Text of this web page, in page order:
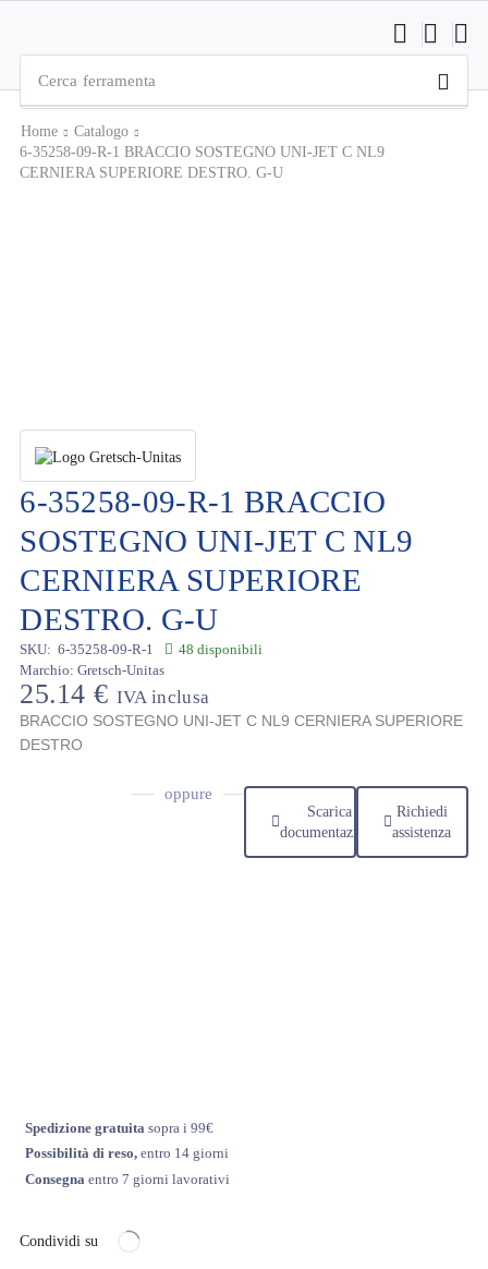
Cerca ferramenta
Home
Catalogo
6-35258-09-R-1 BRACCIO SOSTEGNO UNI-JET C NL9
CERNIERA SUPERIORE DESTRO. G-U
6-35258-09-R-1 BRACCIO
SOSTEGNO UNI-JET C NL9
CERNIERA SUPERIORE
DESTRO. G-U
SKU: 6-35258-09-R-1
Marchio: Gretsch-Unitas
48 disponibili
25.14€ IVA inclusa
BRACCIO SOSTEGNO UNI-JET C NL9 CERNIERA SUPERIORE
DESTRO
oppure
Scarica
documentazione
Richiedi
assistenza
Spedizione gratuita sopra i 99€
Possibilità di reso, entro 14 giorni
Consegna entro 7 giorni lavorativi
Condividi su